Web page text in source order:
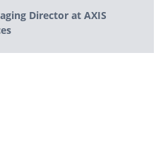
Director at AXIS